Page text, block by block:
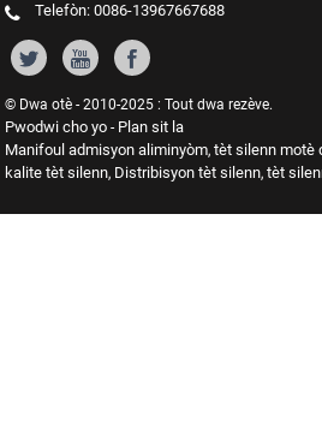
Telefòn: 0086-13967667688
© Dwa otè - 2010-2025 : Tout dwa rezève.
Pwodwi cho yo - Plan sit la
Manifoul admisyon aliminyòm,tèt silenn motè
kalite tèt silenn, Distribisyon tèt silenn,tèt